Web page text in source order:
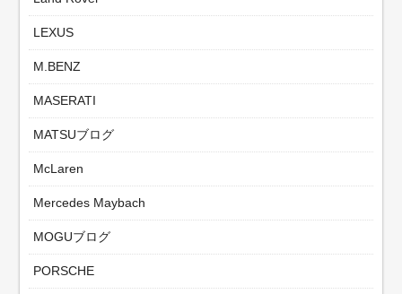
LEXUS
M.BENZ
MASERATI
MATSUブログ
McLaren
Mercedes Maybach
MOGUブログ
PORSCHE